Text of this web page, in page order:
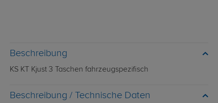
Beschreibung
KS KT Kjust 3 Taschen fahrzeugspezifisch
Technische Daten